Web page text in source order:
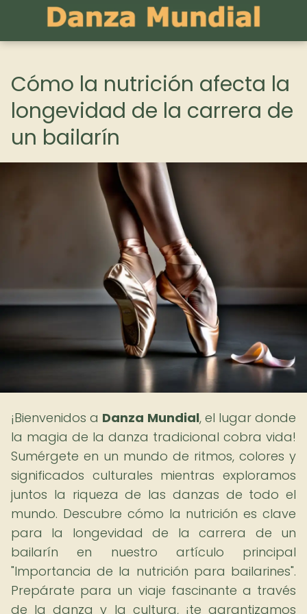
Cómo la nutrición afecta la
longevidad de la carrera de
un bailarín
¡Bienvenidos a Danza Mundial, el lugar donde
la magia de la danza tradicional cobra vida!
Sumérgete en un mundo de ritmos, colores y
significados culturales mientras exploramos
juntos la riqueza de las danzas de todo el
mundo. Descubre cómo la nutrición es clave
para la longevidad de la carrera de un
bailarín en nuestro artículo principal
"Importancia de la nutrición para bailarines".
Prepárate para un viaje fascinante a través
de la danza y la cultura, ¡te garantizamos